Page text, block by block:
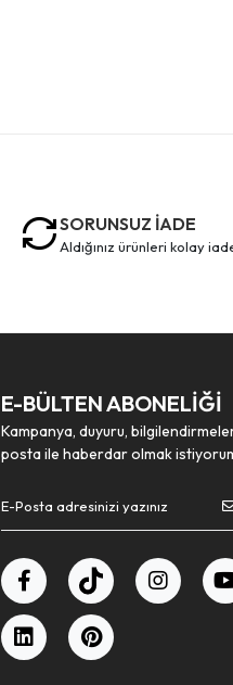
SORUNSUZ İADE
aldığınız ürünleri kolay
E-BÜLTEN ABONELİĞİ
Kampanya, duyuru,
posta ile haberdar olmak